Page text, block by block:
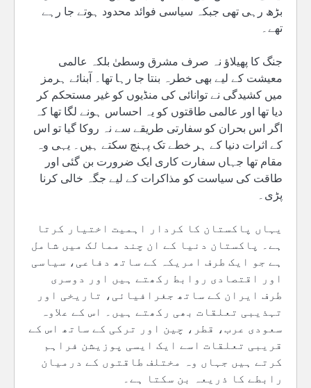
بڑھ رہی تھی جبکہ سیاسی فوائد محدود ہوتے جا رہے
تھے۔
جنگ کا پھیلاؤ نہ صرف مشرق وسطیٰ بلکہ عالمی
معیشت کے لیے بھی خطرہ بنتا جا رہا تھا۔ آبنائے ہرمز
میں کشیدگی نے توانائی کی منڈیوں کو غیر مستحکم کر
دیا تھا اور عالمی طاقتوں کو یہ احساس ہونے لگا تھا کہ
اگر اس بحران کو سفارتی طریقے سے نہ روکا گیا تو اس
کے اثرات دنیا کے ہر خطے تک پہنچ سکتے ہیں۔ یہی وہ
مقام تھا جہاں سفارت کاری ایک ضرورت بن گئی اور
طاقت کی سیاست کو مذاکرات کے لیے جگہ خالی کرنا
پڑی۔
یہاں پاکستان کا کردار اہمیت اختیار کرتا
ہے۔ پاکستان دنیا کے ان چند ممالک میں شامل
ہے جو ایک طرف امریکہ کے ساتھ دفاعی، سیاسی
اور اقتصادی روابط رکھتے ہیں اور دوسری
طرف ایران کے ساتھ جغرافیائی، تاریخی اور
تہذیبی تعلقات بھی رکھتے ہیں۔ اس کے علاوہ
سعودی عرب، قطر، چین اور ترکی کے ساتھ اس کے
قریبی تعلقات اسے ایک ایسی پوزیشن فراہم
کرتے ہیں جہاں وہ مختلف طاقتوں کے درمیان
رابطے کا ذریعہ بن سکتا ہے۔